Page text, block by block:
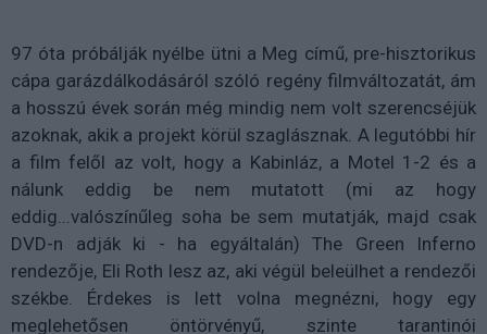
97 óta próbálják nyélbe ütni a Meg című, pre-hisztorikus
cápa garázdálkodásáról szóló regény filmváltozatát, ám
a hosszú évek során még mindig nem volt szerencséjük
azoknak, akik a projekt körül szaglásznak. A legutóbbi hír
a film felől az volt, hogy a Kabinláz, a Motel 1-2 és a
nálunk eddig be nem mutatott (mi az hogy
eddig...valószínűleg soha be sem mutatják, majd csak
DVD-n adják ki - ha egyáltalán) The Green Inferno
rendezője, Eli Roth lesz az, aki végül beleülhet a rendezői
székbe. Érdekes is lett volna megnézni, hogy egy
meglehetősen öntörvényű, szinte tarantinói